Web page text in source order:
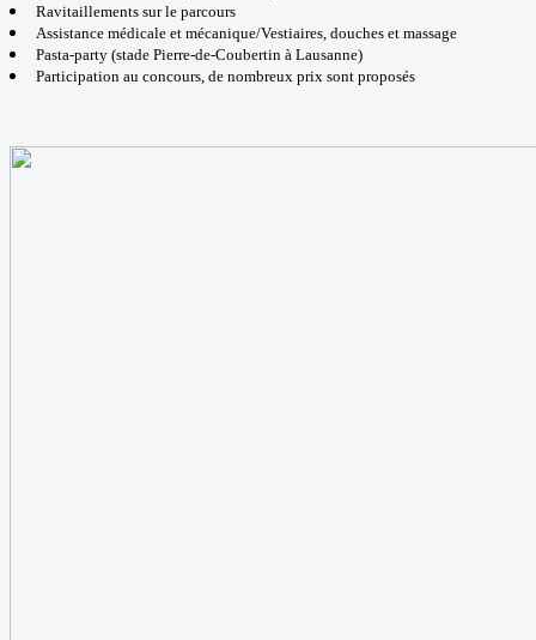
Ravitaillements sur le parcours
Assistance médicale et mécanique/Vestiaires, douches et massage
Pasta-party (stade Pierre-de-Coubertin à Lausanne)
Participation au concours, de nombreux prix sont proposés